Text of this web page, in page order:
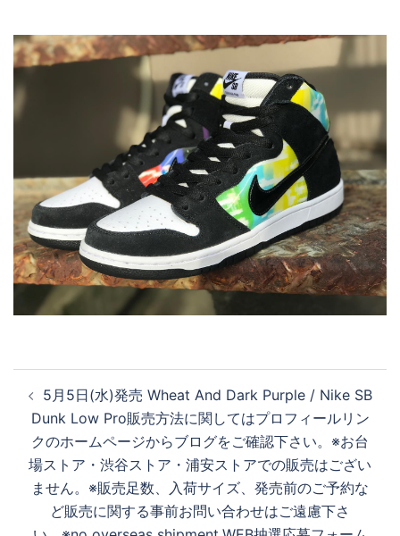
稿
ナ
ビ
ゲ
シ
5月5日(水)発売 Wheat And Dark Purple / Nike SB
Dunk Low Pro 販売方法に関してはプロフィールリン
クのホームページからブログをご確認下さい。 ※お台
場ストア・渋谷ストア・浦安ストアでの販売はござい
ません。 ※販売足数、入荷サイズ、発売前のご予約な
ど販売に関する事前お問い合わせはご遠慮下さ